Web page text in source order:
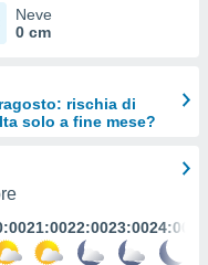
Neve
0 cm
rischia di
solo a fine mese?
21:0022:0023:0024:00